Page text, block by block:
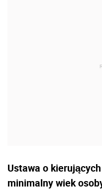
Ustawa o
minimalny wiek